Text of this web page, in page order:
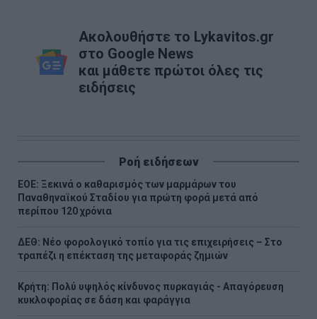
Ακολουθήστε το Lykavitos.gr
στο Google News
και μάθετε πρώτοι όλες τις
ειδήσεις
Ροή ειδήσεων
ΕΟΕ: Ξεκινά ο καθαρισμός των μαρμάρων του
Παναθηναϊκού Σταδίου για πρώτη φορά μετά από
περίπου 120 χρόνια
ΔΕΘ: Νέο φορολογικό τοπίο για τις επιχειρήσεις – Στο
τραπέζι η επέκταση της μεταφοράς ζημιών
Κρήτη: Πολύ υψηλός κίνδυνος πυρκαγιάς - Απαγόρευση
κυκλοφορίας σε δάση και φαράγγια